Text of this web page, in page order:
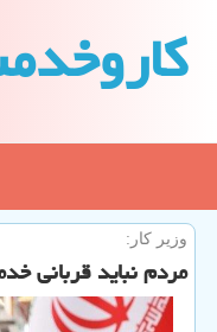
وزیر کار:
مردم نباید قربانی